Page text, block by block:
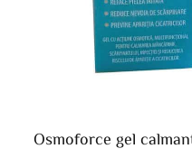
Osmoforce gel